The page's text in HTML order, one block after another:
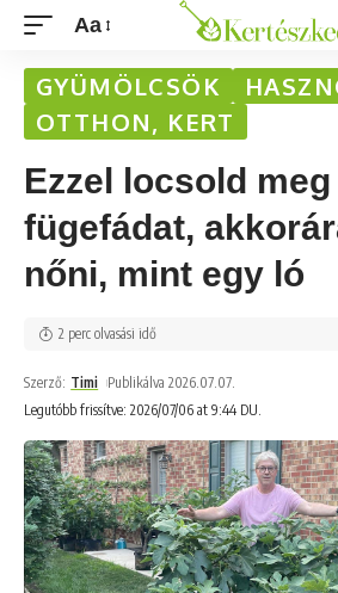
Aa
GYÜMÖLCSÖK
OTTHON, KERT
Ezzel locsold meg
fügefádat,
nőni, mint egy ló
Legutóbb frissítve: 2026/07/06 at 9:44 DU.
Szerző: Timi Publikálva 2026.07.07.
2 perc olvasási idő